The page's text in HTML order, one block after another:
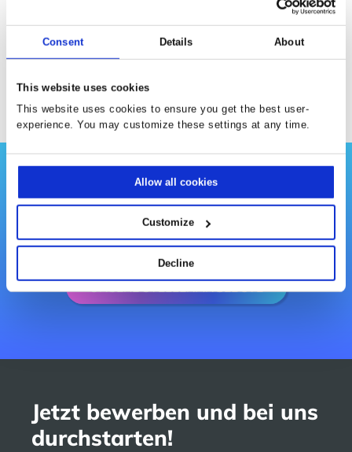
Consent Details About
This website uses cookies
This website uses cookies to ensure you get the best user-
experience. You may customize these settings at any time.
Allow all cookies
Customize
Decline
uns richtig. Hier erfährst Du Einzelheiten über Deine
Einstiegsmöglichkeiten und die Arbeit bei Prodware.
Gestalte mit uns gemeinsam die Zukunft der IT.
MEHR ERFAHREN
Hier geht es zu unseren
aktuellen Stellenangeboten.
Jetzt bewerben und bei uns
durchstarten!